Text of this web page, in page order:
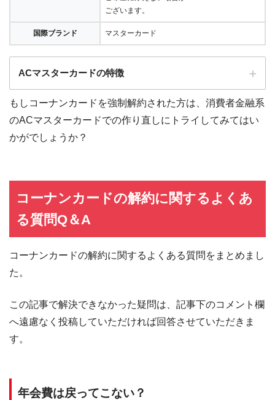
ございます。
国際ブランド マスターカード
ACマスターカードの特徴
）の営業は基本9:00～21:00（年末年始は
除き年中無休）
ショッピングリボの手数料率"10.0％～14.6％"（実質年率）は業界最安水準
三菱ＵＦＪフィナンシャル・グループの信頼と実績
安定した収入と返済能力を有する方でパート・アルバイトをしていれば学
生・主婦でも申し込みOK!!
もしコーナンカードを強制解約された方は、消費者金融系
のACマスターカードでの作り直しにトライしてみてはい
かがでしょうか？
コーナンカードの解約に関するよくあ
る質問Q＆A
コーナンカードの解約に関するよくある質問をまとめまし
た。
この記事で解決できなかった疑問は、記事下のコメント欄
へ遠慮なく投稿していただければ回答させていただきま
す。
年会費は戻ってこない？